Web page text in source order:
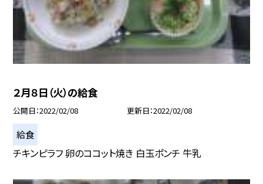
２月８日（火）の給食
公開日 2022/02/08 更新日 2022/02/08
給食
チキンピラフ 卵のココット焼き 白玉ポンチ 牛乳